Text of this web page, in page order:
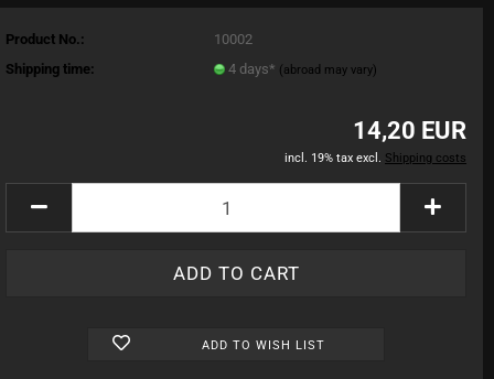
Product No.:
10002
Shipping time:
4 days* (abroad may vary)
14,20 EUR
incl. 19% tax excl. Shipping costs
ADD TO WISH LIST